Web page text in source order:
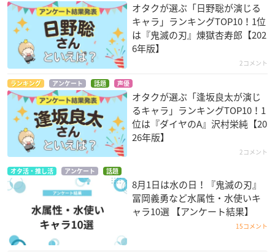
オタクが選ぶ「日野聡が演じる
キャラ」ランキングTOP10！1位
は『鬼滅の刃』煉󠄁獄杏寿郎【202
6年版】
2コメント
ランキング アンケート 話題 声優
オタクが選ぶ「逢坂良太が演じ
るキャラ」ランキングTOP10！1
位は『ダイヤのA』沢村栄純【20
26年版】
2コメント
オタ活・推し活 アンケート 話題
8月1日は水の日！『鬼滅の刃』
冨岡義勇など水属性・水使いキ
ャラ10選 【アンケート結果】
15コメント